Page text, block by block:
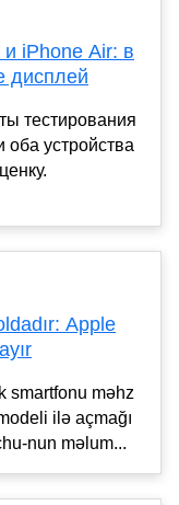
iPhone Air: в
дисплей
тестирования
устройства
Apple
smartfonu məhz
ilə açmağı
nun məlum...